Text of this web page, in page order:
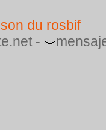
du rosbif
-